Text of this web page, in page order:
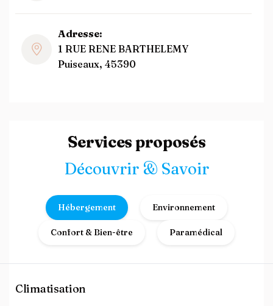
Adresse:
1 RUE RENE BARTHELEMY
Puiseaux, 45390
Services proposés
Découvrir & Savoir
Hébergement Environnement
Confort & Bien-être Paramédical
Climatisation